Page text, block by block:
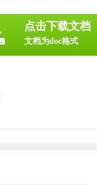
点击下载文档
文档为doc格式